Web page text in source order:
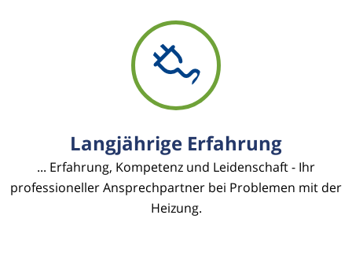
Langjährige Erfahrung
... Erfahrung, Kompetenz und Leidenschaft - Ihr
professioneller Ansprechpartner bei Problemen mit der
Heizung.